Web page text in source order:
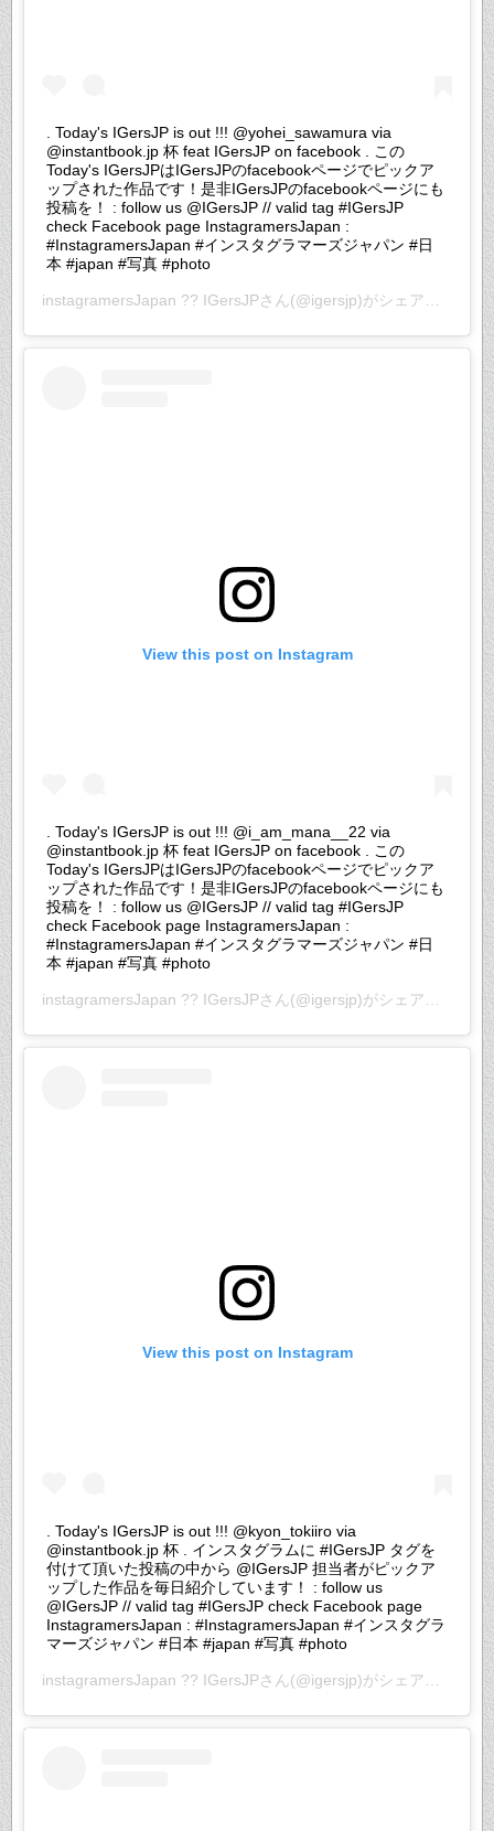
. Today's IGersJP is out !!! @yohei_sawamura via
@instantbook.jp 杯 feat IGersJP on facebook . この
Today's IGersJPはIGersJPのfacebookページでピックア
ップされた作品です！是非IGersJPのfacebookページにも
投稿を！ : follow us @IGersJP // valid tag #IGersJP
check Facebook page InstagramersJapan :
#InstagramersJapan #インスタグラマーズジャパン #日
本 #japan #写真 #photo
instagramersJapan ?? IGersJPさん(@igersjp)がシェアした投稿 –
View this post on Instagram
. Today's IGersJP is out !!! @i_am_mana__22 via
@instantbook.jp 杯 feat IGersJP on facebook . この
Today's IGersJPはIGersJPのfacebookページでピックア
ップされた作品です！是非IGersJPのfacebookページにも
投稿を！ : follow us @IGersJP // valid tag #IGersJP
check Facebook page InstagramersJapan :
#InstagramersJapan #インスタグラマーズジャパン #日
本 #japan #写真 #photo
instagramersJapan ?? IGersJPさん(@igersjp)がシェアした投稿 –
View this post on Instagram
. Today's IGersJP is out !!! @kyon_tokiiro via
@instantbook.jp 杯 . インスタグラムに #IGersJP タグを
付けて頂いた投稿の中から @IGersJP 担当者がピックア
ップした作品を毎日紹介しています！ : follow us
@IGersJP // valid tag #IGersJP check Facebook page
InstagramersJapan : #InstagramersJapan #インスタグラ
マーズジャパン #日本 #japan #写真 #photo
instagramersJapan ?? IGersJPさん(@igersjp)がシェアした投稿 –